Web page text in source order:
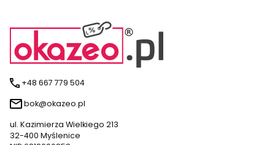
+48 667 779 504
bok@okazeo.pl
ul. Kazimierza Wielkiego 213
32-400 Myślenice